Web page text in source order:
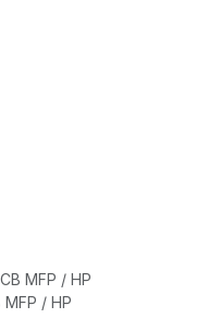
MFP / HP
MFP / HP